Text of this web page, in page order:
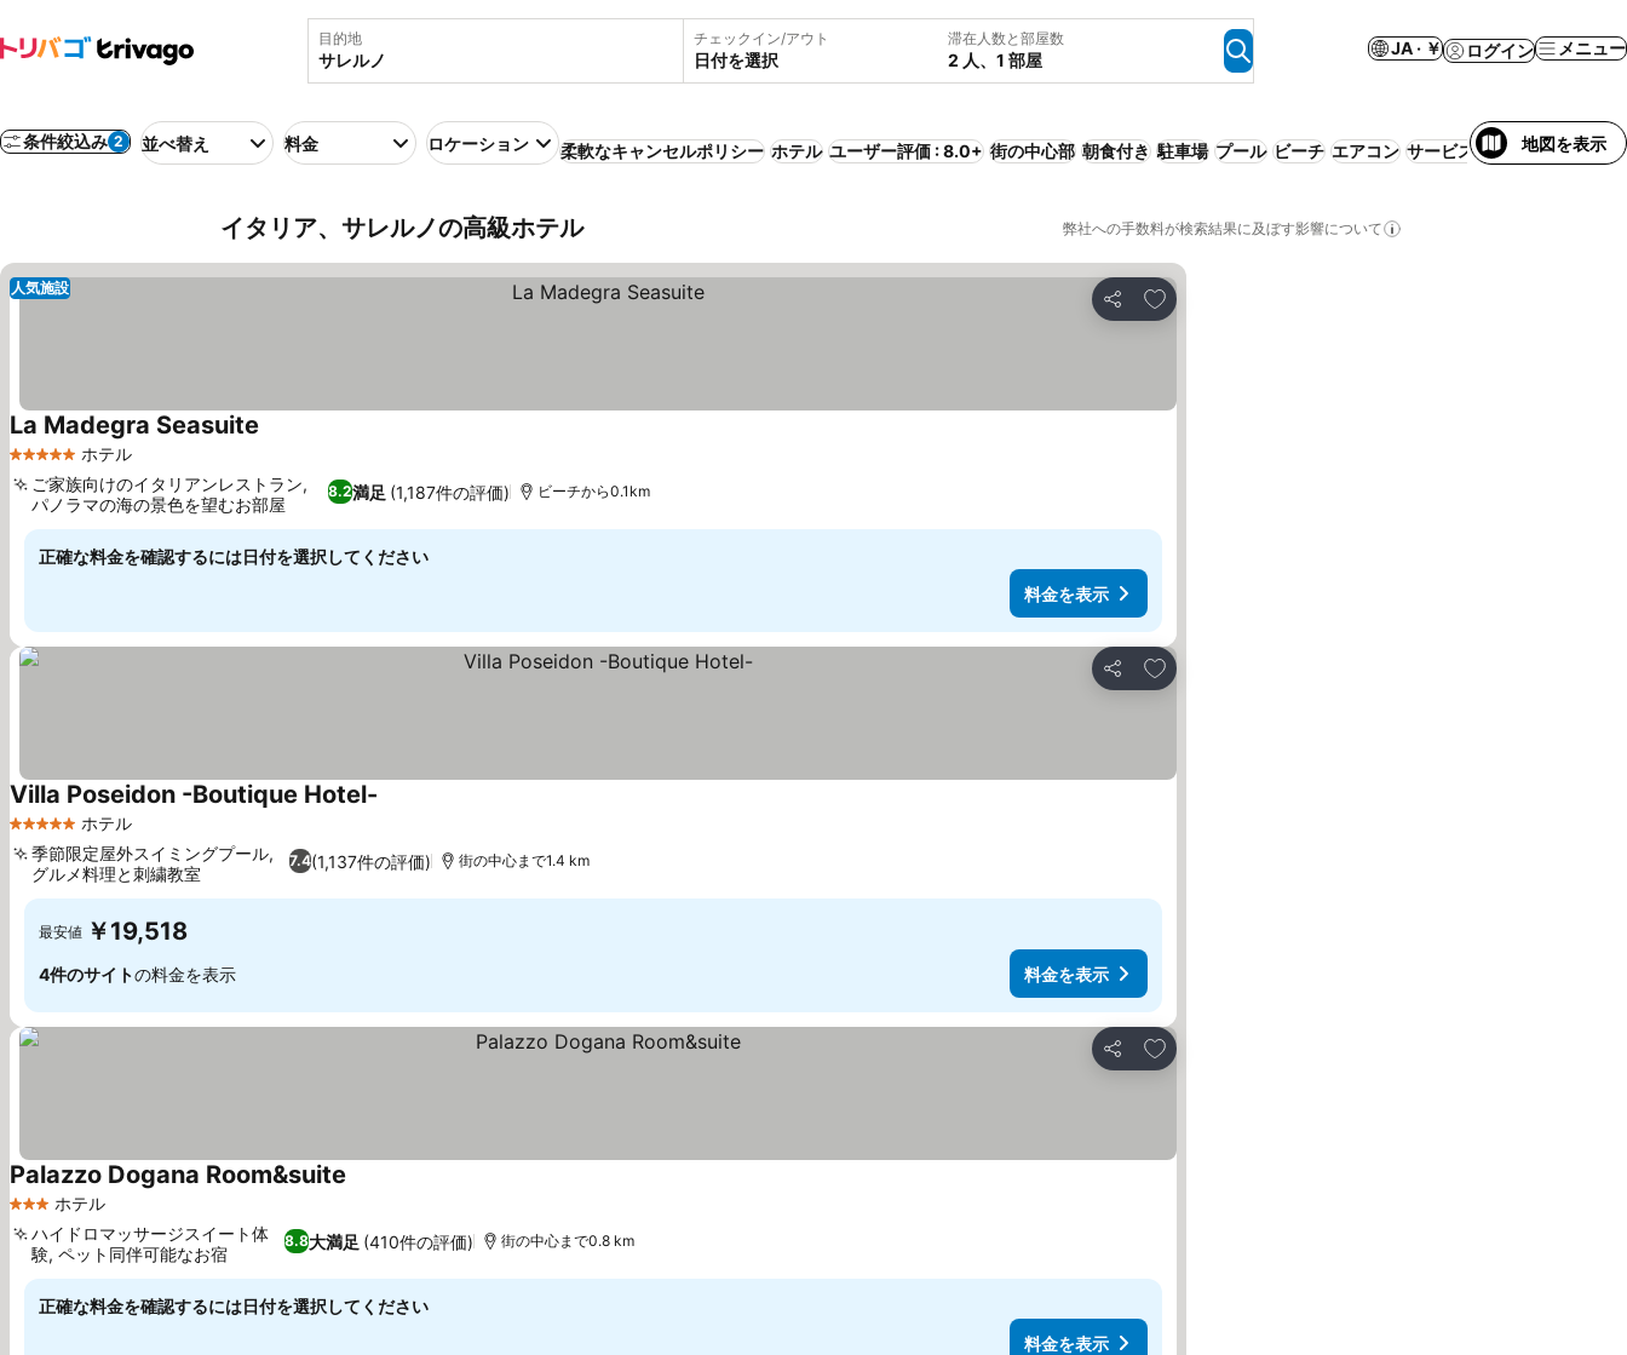
目的地 チェックイン/アウト
日付を選択
滞在人数と部屋数
2 人、1 部屋
JA · ￥ ログイン メニュー
条件絞込み 2 並べ替え 料金 ロケーション 柔軟なキャンセルポリシー ホテル ユーザー評価 : 8.0+ 街の中心部 朝食付き 駐車場 プール ビーチ エアコン サービス付きアパートメント
地図を表示
イタリア、サレルノの高級ホテル 弊社への手数料が検索結果に及ぼす影響について
シェア
お気に入りに追加
人気施設
5 ホテルのランク
ホテル
La Madegra Seasuite
8.2満足 (1,187件の評価)
ご家族向けのイタリアンレストラン,
パノラマの海の景色を望むお部屋
ビーチから0.1km
正確な料金を確認するには日付を選択してください
料金を表示
シェア
お気に入りに追加
5 ホテルのランク
ホテル
Villa Poseidon -Boutique Hotel-
7.4(1,137件の評価)
季節限定屋外スイミングプール,
グルメ料理と刺繍教室
街の中心まで1.4 km
最安値 ￥19,518
4件のサイトの料金を表示 料金を表示
シェア
お気に入りに追加
3 ホテルのランク
ホテル
Palazzo Dogana Room&suite
8.8大満足 (410件の評価)
ハイドロマッサージスイート体
験, ペット同伴可能なお宿
街の中心まで0.8 km
正確な料金を確認するには日付を選択してください
料金を表示